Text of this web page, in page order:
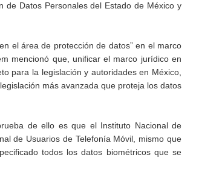
de Datos Personales del Estado de México y
el área de protección de datos” en el marco
mencionó que, unificar el marco jurídico en
para la legislación y autoridades en México,
más avanzada que proteja los datos
de ello es que el Instituto Nacional de
de Usuarios de Telefonía Móvil, mismo que
todos los datos biométricos que se